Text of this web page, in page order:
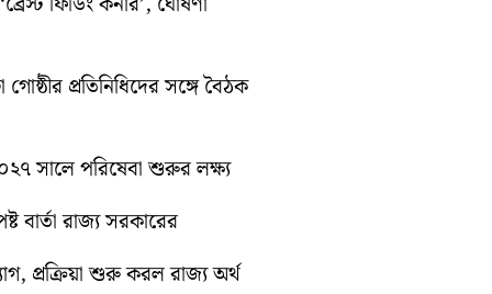
প্রতিনিধিদের সঙ্গে বৈঠক
সালে পরিষেবা শুরুর লক্ষ্য
রাজ্য সরকারের
প্রক্রিয়া শুরু করল রাজ্য অর্থ